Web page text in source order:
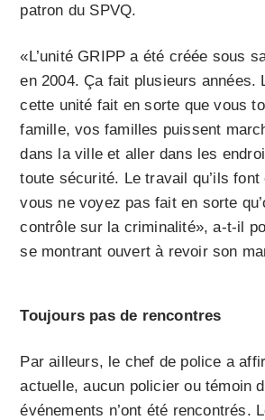
patron du SPVQ.
«L’unité GRIPP a été créée sous
en 2004. Ça fait plusieurs années.
cette unité fait en sorte que vous
famille, vos familles puissent
dans la ville et aller dans les
toute sécurité. Le travail qu’ils font
vous ne voyez pas fait en sorte
contrôle sur la criminalité», a-t-il
se montrant ouvert à revoir son
Toujours pas de rencontres
Par ailleurs, le chef de police a
actuelle, aucun policier ou témoin
événements n’ont été rencontrés.